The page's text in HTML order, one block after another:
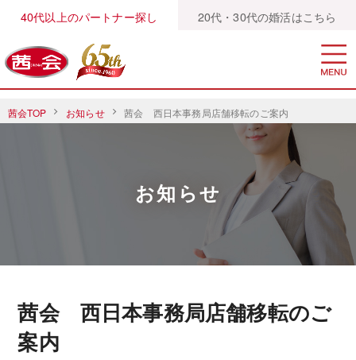
40代以上のパートナー探し 20代・30代の婚活はこちら
茜会TOP お知らせ 茜会 西日本事務局店舗移転のご案内
お知らせ
茜会 西日本事務局店舗移転のご
案内